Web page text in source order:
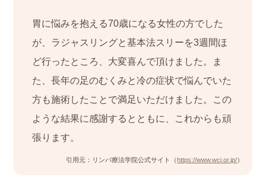
胃に悩みを抱える70歳になる女性の方でした
が、ラジャスリングと基本法スリーを3週間ほ
ど行ったところ、大変喜んで頂けました。ま
た、長年の足のむくみと冷の症状で悩んでいた
方も施術したことで満足いただけました。この
ような結果に感謝するとともに、これからも頑
張ります。
引用元：リンパ療法学院公式サイト（https://www.wci.or.jp/）